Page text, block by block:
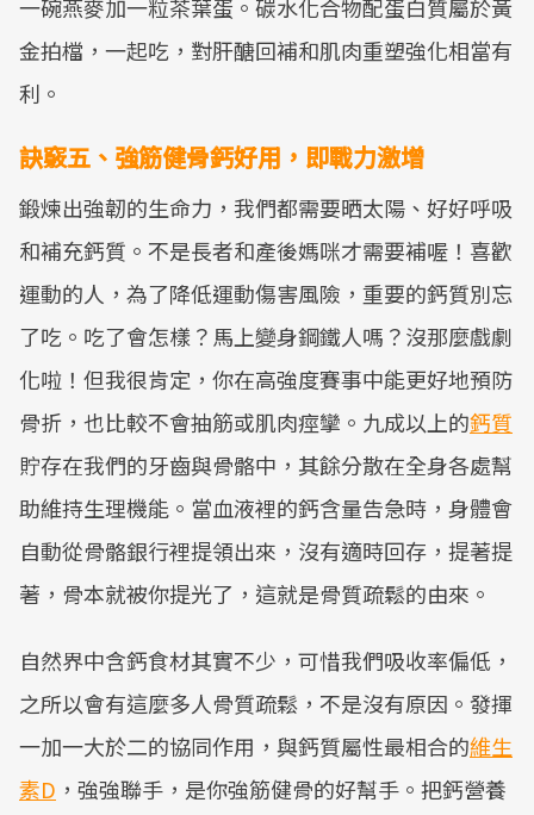
一碗燕麥加一粒茶葉蛋。碳水化合物配蛋白質屬於黃
金拍檔，一起吃，對肝醣回補和肌肉重塑強化相當有
利。
訣竅五、強筋健骨鈣好用，即戰力激增
鍛煉出強韌的生命力，我們都需要晒太陽、好好呼吸
和補充鈣質。不是長者和產後媽咪才需要補喔！喜歡
運動的人，為了降低運動傷害風險，重要的鈣質別忘
了吃。吃了會怎樣？馬上變身鋼鐵人嗎？沒那麼戲劇
化啦！但我很肯定，你在高強度賽事中能更好地預防
骨折，也比較不會抽筋或肌肉痙攣。九成以上的鈣質
貯存在我們的牙齒與骨骼中，其餘分散在全身各處幫
助維持生理機能。當血液裡的鈣含量告急時，身體會
自動從骨骼銀行裡提領出來，沒有適時回存，提著提
著，骨本就被你提光了，這就是骨質疏鬆的由來。
自然界中含鈣食材其實不少，可惜我們吸收率偏低，
之所以會有這麼多人骨質疏鬆，不是沒有原因。發揮
一加一大於二的協同作用，與鈣質屬性最相合的維生
素D ，強強聯手，是你強筋健骨的好幫手。把鈣營養